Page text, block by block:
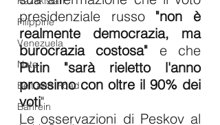
Filippine
Venezuela
Nato
Belt and Road
Bahrein
presidenziale russo "non è
realmente democrazia, ma
burocrazia costosa"
Putin "sarà rieletto l'anno
prossimo con oltre il 90% dei
voti".
Le osservazioni di Peskov al